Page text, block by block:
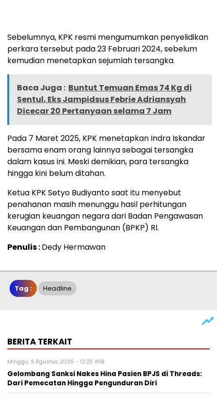
Sebelumnya, KPK resmi mengumumkan penyelidikan
perkara tersebut pada 23 Februari 2024, sebelum
kemudian menetapkan sejumlah tersangka.
Baca Juga : Buntut Temuan Emas 74 Kg di
Sentul, Eks Jampidsus Febrie Adriansyah
Dicecar 20 Pertanyaan selama 7 Jam
Pada 7 Maret 2025, KPK menetapkan Indra Iskandar
bersama enam orang lainnya sebagai tersangka
dalam kasus ini. Meski demikian, para tersangka
hingga kini belum ditahan.
Ketua KPK Setyo Budiyanto saat itu menyebut
penahanan masih menunggu hasil perhitungan
kerugian keuangan negara dari Badan Pengawasan
Keuangan dan Pembangunan (BPKP) RI.
Penulis :Dedy Hermawan
Tag : Headline
BERITA TERKAIT
Minggu, 9 Agustus 2026 - 13:25 WIB
Gelombang Sanksi Nakes Hina Pasien BPJS di Threads:
Dari Pemecatan Hingga Pengunduran Diri